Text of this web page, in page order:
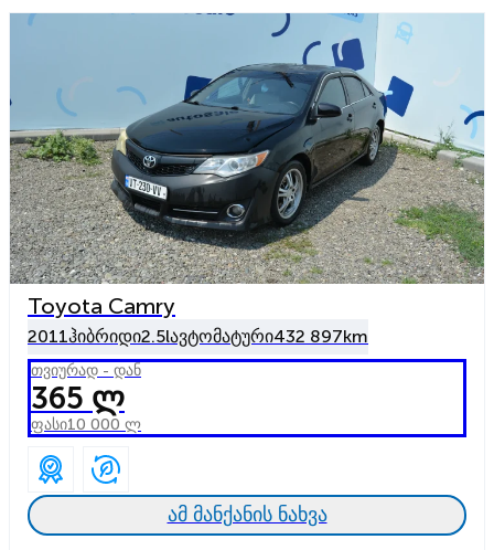
Toyota Camry
2011ჰიბრიდი2.5lავტომატური432 897km
თვიურად - დან
365 ლ
ფასი10 000 ლ
ამ მანქანის ნახვა